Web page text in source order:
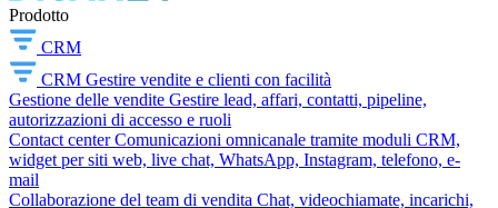
Prodotto
CRM
CRM Gestire vendite e clienti con facilità
Gestione delle vendite Gestire lead, affari, contatti, pipeline,
autorizzazioni di accesso e ruoli
Contact center Comunicazioni omnicanale tramite moduli CRM,
widget per siti web, live chat, WhatsApp, Instagram, telefono, e-
mail
Collaborazione del team di vendita Chat, videochiamate, incarichi,